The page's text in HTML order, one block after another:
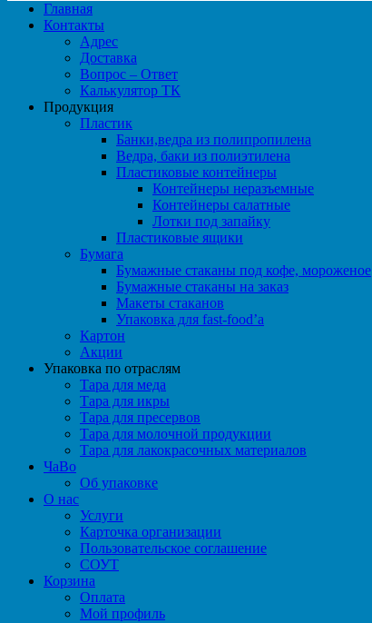
Главная
Контакты
Адрес
Доставка
Вопрос – Ответ
Калькулятор ТК
Продукция
Пластик
Банки,ведра из полипропилена
Ведра, баки из полиэтилена
Пластиковые контейнеры
Контейнеры неразъемные
Контейнеры салатные
Лотки под запайку
Пластиковые ящики
Бумага
Бумажные стаканы под кофе, мороженое
Бумажные стаканы на заказ
Макеты стаканов
Упаковка для fast-food’а
Картон
Акции
Упаковка по отраслям
Тара для меда
Тара для икры
Тара для пресервов
Тара для молочной продукции
Тара для лакокрасочных материалов
ЧаВо
Об упаковке
О нас
Услуги
Карточка организации
Пользовательское соглашение
СОУТ
Корзина
Оплата
Мой профиль